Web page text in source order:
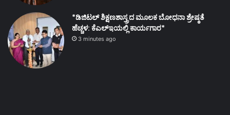
*ಡಿಜಿಟಲ್ ಶಿಕ್ಷಣಶಾಸ್ತ್ರದ ಮೂಲಕ ಬೋಧನಾ ಶ್ರೇಷ್ಠತೆ
ಹೆಚ್ಚಳ: ಕೆಎಲ್ಇಯಲ್ಲಿ ಕಾರ್ಯಗಾರ*
3 minutes ago